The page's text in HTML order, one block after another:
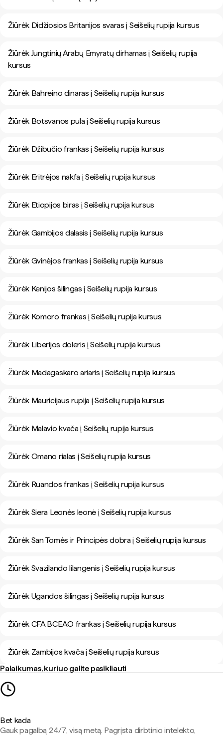
Žiūrėk Didžiosios Britanijos svaras į Seišelių rupija kursus
Žiūrėk Jungtinių Arabų Emyratų dirhamas į Seišelių rupija
kursus
Žiūrėk Bahreino dinaras į Seišelių rupija kursus
Žiūrėk Botsvanos pula į Seišelių rupija kursus
Žiūrėk Džibučio frankas į Seišelių rupija kursus
Žiūrėk Eritrėjos nakfa į Seišelių rupija kursus
Žiūrėk Etiopijos biras į Seišelių rupija kursus
Žiūrėk Gambijos dalasis į Seišelių rupija kursus
Žiūrėk Gvinėjos frankas į Seišelių rupija kursus
Žiūrėk Kenijos šilingas į Seišelių rupija kursus
Žiūrėk Komoro frankas į Seišelių rupija kursus
Žiūrėk Liberijos doleris į Seišelių rupija kursus
Žiūrėk Madagaskaro ariaris į Seišelių rupija kursus
Žiūrėk Mauricijaus rupija į Seišelių rupija kursus
Žiūrėk Malavio kvača į Seišelių rupija kursus
Žiūrėk Omano rialas į Seišelių rupija kursus
Žiūrėk Ruandos frankas į Seišelių rupija kursus
Žiūrėk Siera Leonės leonė į Seišelių rupija kursus
Žiūrėk San Tomės ir Principės dobra į Seišelių rupija kursus
Žiūrėk Svazilando lilangenis į Seišelių rupija kursus
Žiūrėk Ugandos šilingas į Seišelių rupija kursus
Žiūrėk CFA BCEAO frankas į Seišelių rupija kursus
Žiūrėk Zambijos kvača į Seišelių rupija kursus
Palaikumas, kuriuo galite pasikliauti
Bet kada
Gauk pagalbą 24/7, visą metą. Pagrįsta dirbtinio intelekto,